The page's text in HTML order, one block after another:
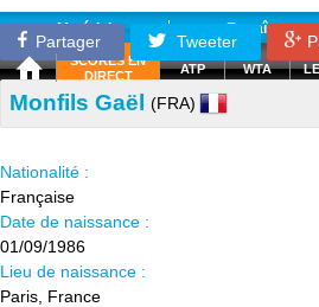
Matériel Entraînement
SCORES EN
DIRECT
ATP WTA
Partager Tweeter
Monfils Gaël (FRA)
Nationalité :
Française
Date de naissance :
01/09/1986
Lieu de naissance :
Paris, France